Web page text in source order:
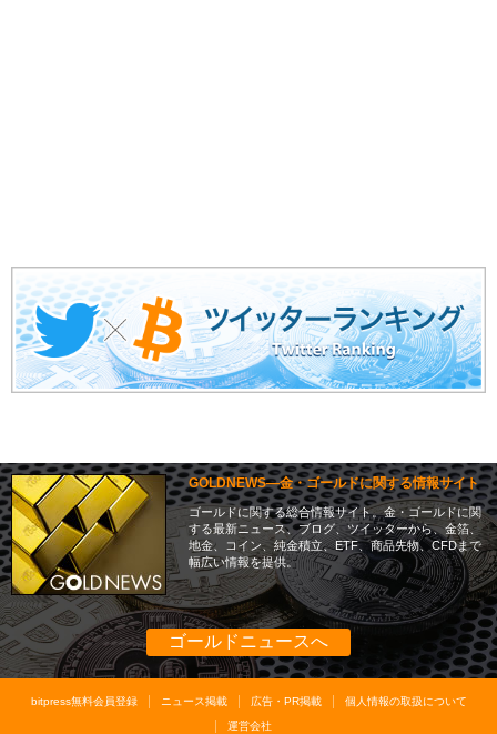
GOLDNEWS―金・ゴールドに関する情報サイト
ゴールドに関する総合情報サイト。金・ゴールドに関
する最新ニュース、ブログ、ツイッターから、金箔、
地金、コイン、純金積立、ETF、商品先物、CFDまで
幅広い情報を提供。
ゴールドニュースへ
bitpress無料会員登録 ニュース掲載 広告・PR掲載
個人情報の取扱について
運営会社